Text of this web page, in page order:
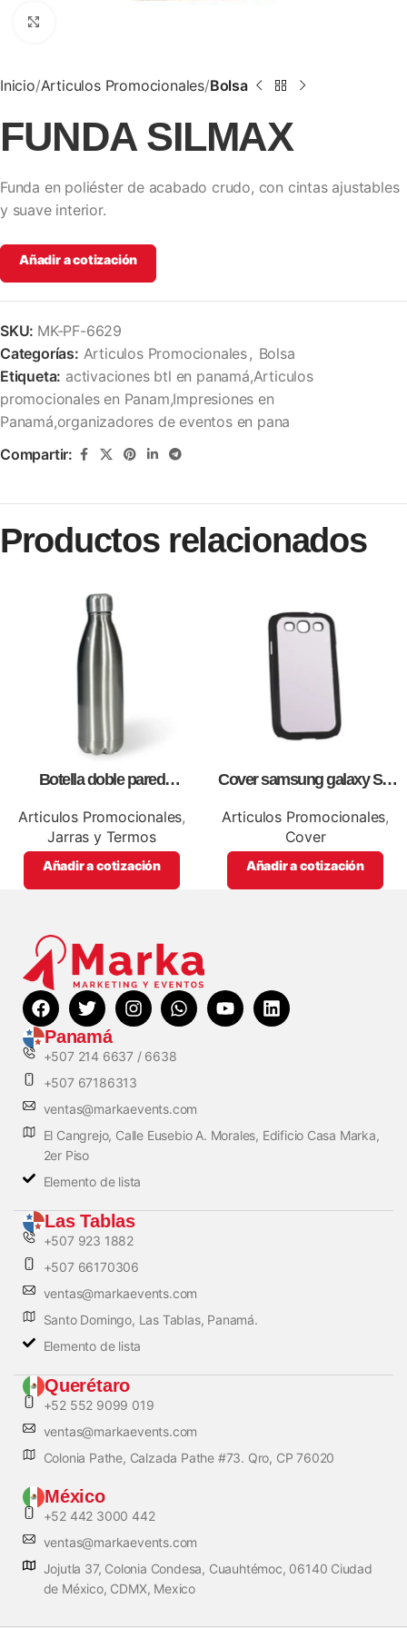
Inicio Articulos Promocionales Bolsa
FUNDA SILMAX
Funda en poliéster de acabado crudo, con cintas ajustables
y suave interior.
Añadir a cotización
SKU: MK-PF-6629
Categorías: Articulos Promocionales, Bolsa
Etiqueta: activaciones btl en panamá,Articulos
promocionales en Panam,Impresiones en
Panamá,organizadores de eventos en pana
Compartir:
Productos relacionados
Botella doble pared
Articulos Promocionales,
Jarras y Termos
Añadir a cotización
Cover samsung galaxy S3,
full color
Articulos Promocionales,
Cover
Añadir a cotización
Panamá
+507 214 6637 / 6638
+507 67186313
ventas@markaevents.com
El Cangrejo, Calle Eusebio A. Morales, Edificio Casa Marka,
2er Piso
Elemento de lista
Las Tablas
+507 923 1882
+507 66170306
ventas@markaevents.com
Santo Domingo, Las Tablas, Panamá.
Elemento de lista
Querétaro
+52 552 9099 019
ventas@markaevents.com
Colonia Pathe, Calzada Pathe #73. Qro, CP 76020
México
+52 442 3000 442
ventas@markaevents.com
Jojutla 37, Colonia Condesa, Cuauhtémoc, 06140 Ciudad
de México, CDMX, Mexico